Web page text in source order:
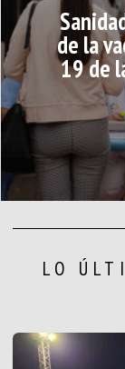
de la
19 de
LO